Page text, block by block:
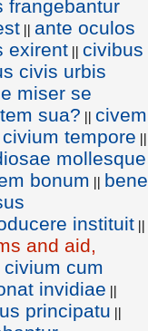
frangebantur
|| ante oculos
exirent || civibus
civis urbis
miser se
sua? || civem
tempore ||
mollesque
bonum || bene
instituit ||
and aid,
cum
invidiae ||
principatu ||